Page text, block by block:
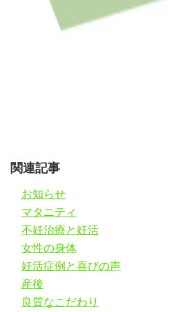
関連記事
お知らせ
マタニティ
不妊治療と妊活
女性の身体
妊活症例と喜びの声
産後
良質なこだわり